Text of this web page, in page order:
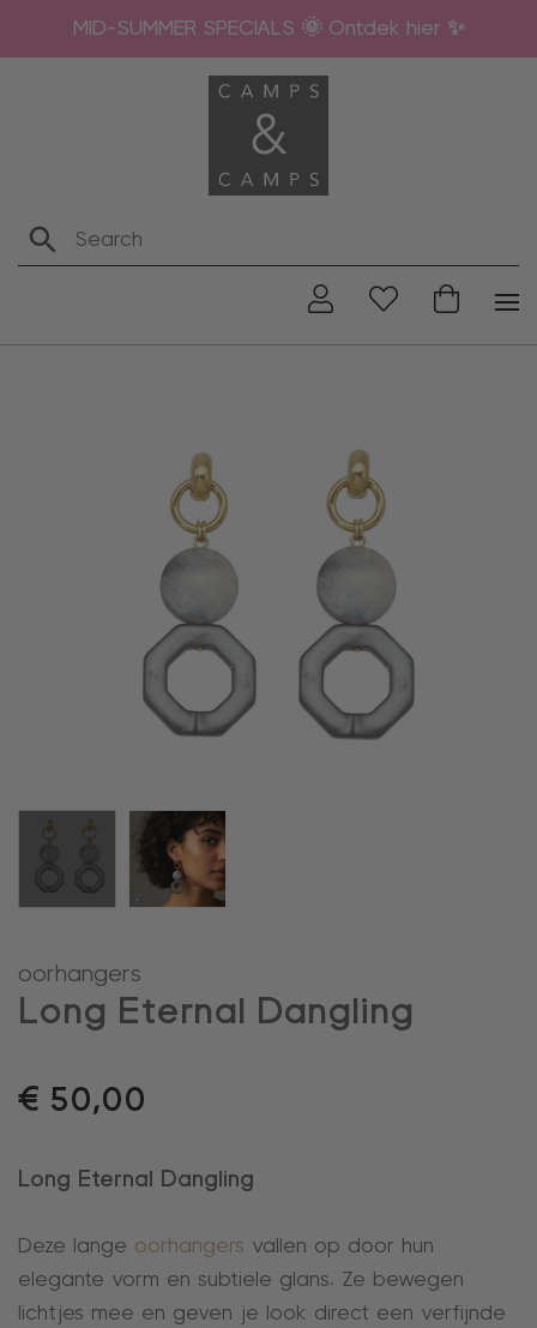
MID-SUMMER SPECIALS 🌞 Ontdek hier ✨
oorhangers
Long Eternal Dangling
€ 50,00
Long Eternal Dangling
Deze lange oorhangers vallen op door hun
elegante vorm en subtiele glans. Ze bewegen
lichtjes mee en geven je look direct een verfijnde